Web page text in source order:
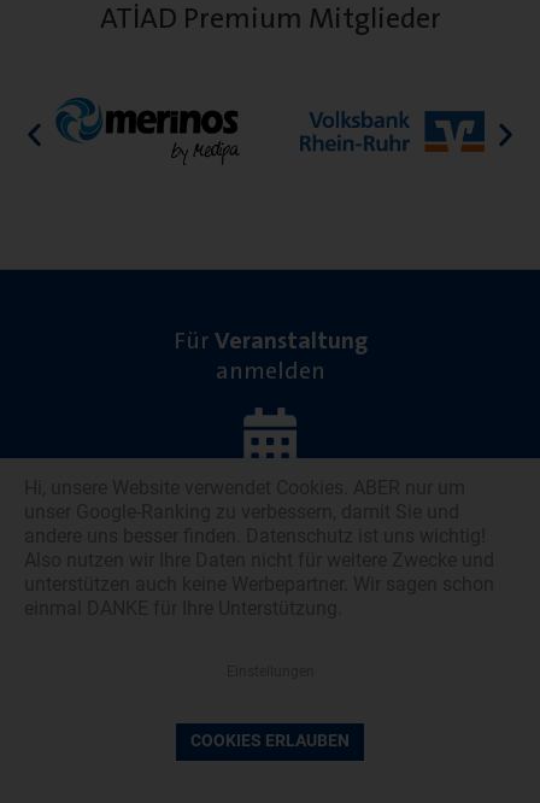
ATİAD Premium Mitglieder
Für Veranstaltung
anmelden
ATİAD Mitglied
COOKIES ERLAUBEN